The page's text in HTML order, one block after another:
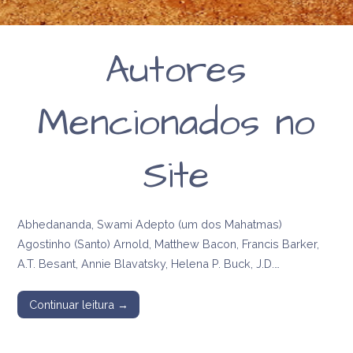
religiosa de Anna
Kingsford e
Edward Maitland
Autores
Mencionados no
Site
Abhedananda, Swami Adepto (um dos Mahatmas)
Agostinho (Santo) Arnold, Matthew Bacon, Francis Barker,
A.T. Besant, Annie Blavatsky, Helena P. Buck, J.D.…
Continuar leitura →